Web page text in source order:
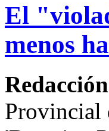
El
menos
Provincial